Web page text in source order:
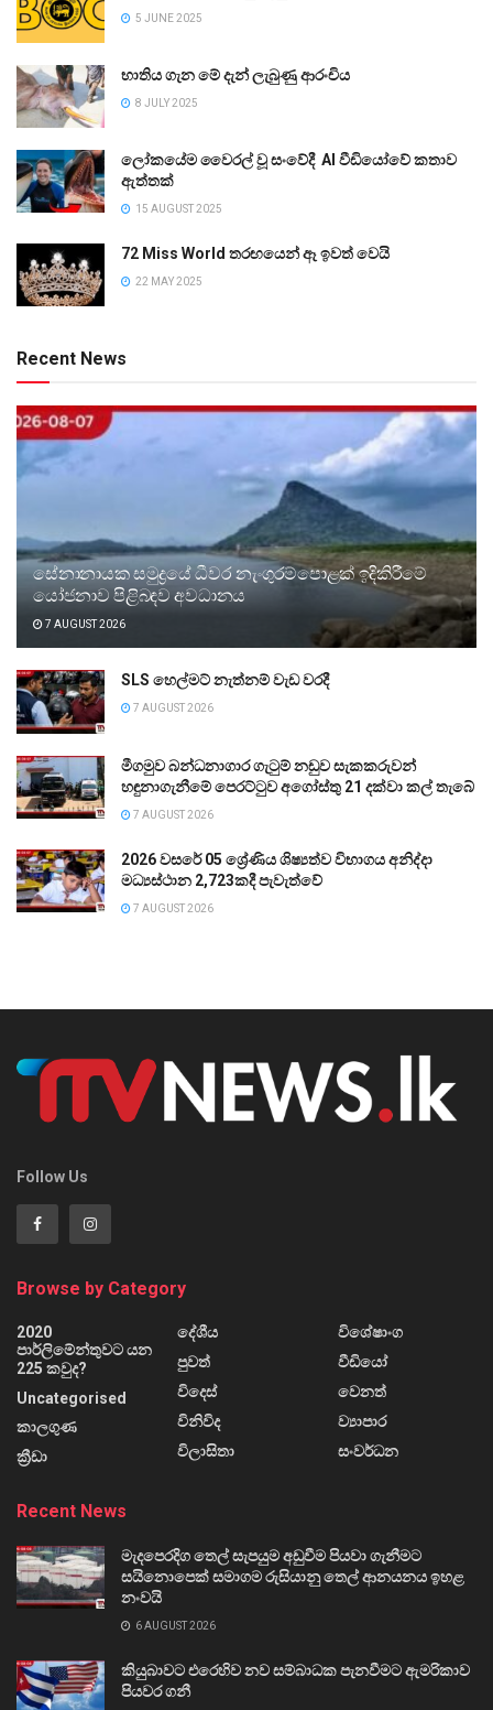
5 JUNE 2025
භාතිය ගැන මේ දැන් ලැබුණු ආරංචිය
8 JULY 2025
ලෝකයේම වෛරල් වූ සංවේදී AI වීඩියෝවේ කතාව
ඇත්තක්
15 AUGUST 2025
72 Miss World තරඟයෙන් ඈ ඉවත් වෙයි
22 MAY 2025
Recent News
සේනානායක සමුද්‍රයේ ධීවර නැංගුරම්පොළක් ඉදිකිරීමේ
යෝජනාව පිළිබඳව අවධානය
7 AUGUST 2026
SLS හෙල්මට් නැත්නම් වැඩ වරදී
7 AUGUST 2026
මීගමුව බන්ධනාගාර ගැටුම් නඩුව සැකකරුවන්
හඳුනාගැනීමේ පෙරට්ටුව අගෝස්තු 21 දක්වා කල් තැබේ
7 AUGUST 2026
2026 වසරේ 05 ශ්‍රේණිය ශිෂ්‍යත්ව විභාගය අනිද්දා
මධ්‍යස්ථාන 2,723කදී පැවැත්වේ
7 AUGUST 2026
Follow Us
Browse by Category
2020
පාර්ලිමේන්තුවට යන
225 කවුද?
Uncategorised
කාලගුණ
ක්‍රීඩා
දේශීය
පුවත්
විදෙස්
විනිවිද
විලාසිතා
විශේෂාංග
වීඩියෝ
වෙනත්
ව්‍යාපාර
සංවර්ධන
Recent News
මැදපෙරදිග තෙල් සැපයුම අඩුවීම පියවා ගැනීමට
සයිනොපෙක් සමාගම රුසියානු තෙල් ආනයනය ඉහළ
නංවයි
6 AUGUST 2026
කියුබාවට එරෙහිව නව සම්බාධක පැනවීමට ඇමරිකාව
පියවර ගනී